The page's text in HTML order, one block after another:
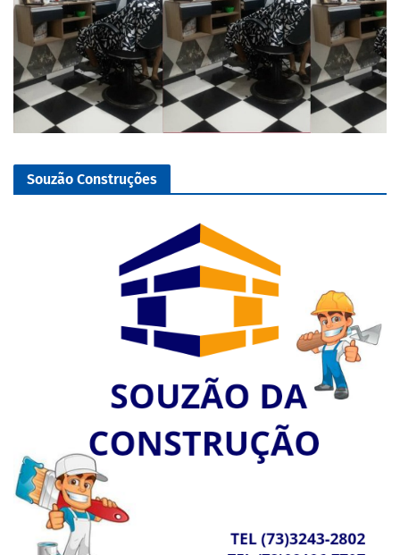
Souzão Construções